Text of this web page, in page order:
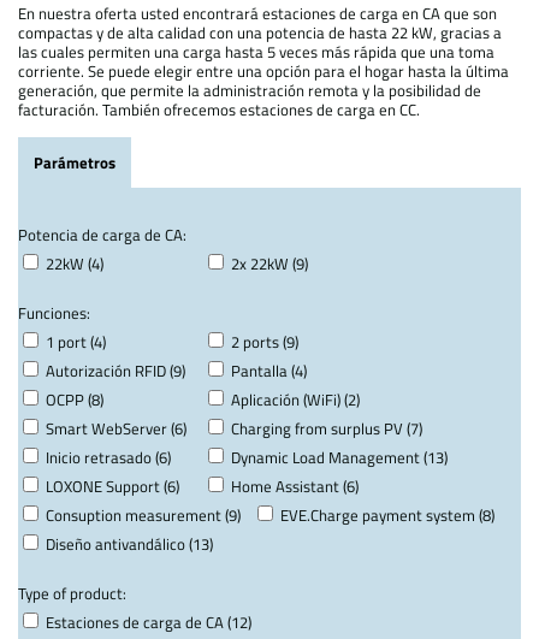
En nuestra oferta usted encontrará estaciones de carga en CA que son
compactas y de alta calidad con una potencia de hasta 22 kW, gracias a
las cuales permiten una carga hasta 5 veces más rápida que una toma
corriente. Se puede elegir entre una opción para el hogar hasta la última
generación, que permite la administración remota y la posibilidad de
facturación. También ofrecemos estaciones de carga en CC.
Parámetros
Potencia de carga de CA:
22kW (4)
2x 22kW (9)
Funciones:
1 port (4)
2 ports (9)
Autorización RFID (9)
Pantalla (4)
OCPP (8)
Aplicación (WiFi) (2)
Smart WebServer (6)
Charging from surplus PV (7)
Inicio retrasado (6)
Dynamic Load Management (13)
LOXONE Support (6)
Home Assistant (6)
Consuption measurement (9)
EVE.Charge payment system (8)
Diseño antivandálico (13)
Type of product:
Estaciones de carga de CA (12)